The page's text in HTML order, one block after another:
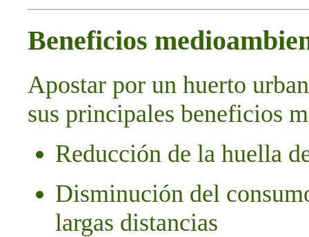
Beneficios
Apostar por un huerto
sus principales beneficios
Reducción de la huella
Disminución del
largas distancias